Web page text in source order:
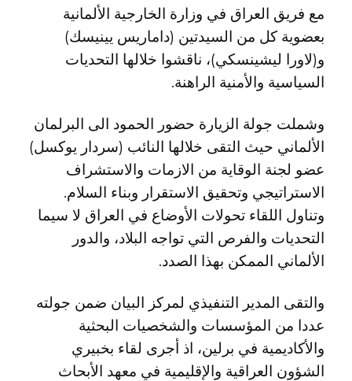
مع فريق العراق في وزارة الخارجية الألمانية
بعضوية كل من السيدتين (داماريس يينيسك)
و(لاورا ليشينسكي)، ناقشوا خلالها التحديات
السياسية والأمنية الراهنة.
وشملت جولة الزيارة حضور الحمود الى البرلمان
الألماني حيث التقى خلالها النائب (سردار يوكسل)
عضو لجنة الوقاية من الازمات والاستشراف
الاستراتيجي وتحقيق الاستقرار وبناء السلام.
وتناول اللقاء تحولات الأوضاع في العراق لا سيما
التحديات والفرص التي تواجه البلاد، والدور
الألماني الممكن بهذا الصدد.
والتقى المدير التنفيذي لمركز البيان ضمن جولته
عددا من المؤسسات والشخصيات البحثية
والأكاديمية في برلين، اذ أجرى لقاء بخبيري
الشؤون العراقية والإقليمية في معهد الأبحاث